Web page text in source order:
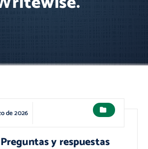
de 2026
y respuestas